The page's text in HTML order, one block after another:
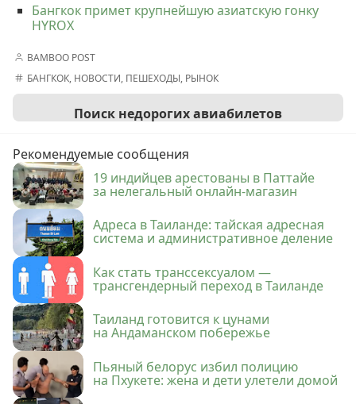
Бангкок примет крупнейшую азиатскую гонку
HYROX
BAMBOO POST
БАНГКОК, НОВОСТИ, ПЕШЕХОДЫ, РЫНОК
Поиск недорогих авиабилетов
Рекомендуемые сообщения
19 индийцев арестованы в Паттайе
за нелегальный онлайн-магазин
Адреса в Таиланде: тайская адресная
система и административное деление
Как стать транссексуалом —
трансгендерный переход в Таиланде
Таиланд готовится к цунами
на Андаманском побережье
Пьяный белорус избил полицию
на Пхукете: жена и дети улетели домой